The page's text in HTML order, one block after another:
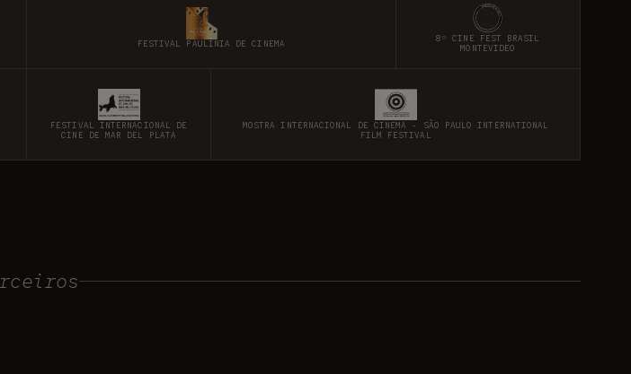
FESTIVAL PAULÍNIA DE CINEMA
8º CINE FEST BRASIL
MONTEVIDEO
FESTIVAL INTERNACIONAL DE
CINE DE MAR DEL PLATA
MOSTRA INTERNACIONAL DE CINEMA - SÃO PAULO INTERNATIONAL
FILM FESTIVAL